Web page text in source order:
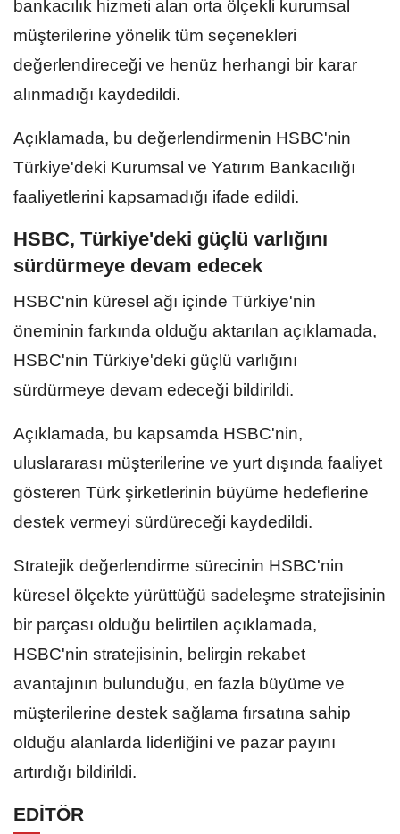
bankacılık hizmeti alan orta ölçekli kurumsal
müşterilerine yönelik tüm seçenekleri
değerlendireceği ve henüz herhangi bir karar
alınmadığı kaydedildi.
Açıklamada, bu değerlendirmenin HSBC'nin
Türkiye'deki Kurumsal ve Yatırım Bankacılığı
faaliyetlerini kapsamadığı ifade edildi.
HSBC, Türkiye'deki güçlü varlığını
sürdürmeye devam edecek
HSBC'nin küresel ağı içinde Türkiye'nin
öneminin farkında olduğu aktarılan açıklamada,
HSBC'nin Türkiye'deki güçlü varlığını
sürdürmeye devam edeceği bildirildi.
Açıklamada, bu kapsamda HSBC'nin,
uluslararası müşterilerine ve yurt dışında faaliyet
gösteren Türk şirketlerinin büyüme hedeflerine
destek vermeyi sürdüreceği kaydedildi.
Stratejik değerlendirme sürecinin HSBC'nin
küresel ölçekte yürüttüğü sadeleşme stratejisinin
bir parçası olduğu belirtilen açıklamada,
HSBC'nin stratejisinin, belirgin rekabet
avantajının bulunduğu, en fazla büyüme ve
müşterilerine destek sağlama fırsatına sahip
olduğu alanlarda liderliğini ve pazar payını
artırdığı bildirildi.
EDİTÖR